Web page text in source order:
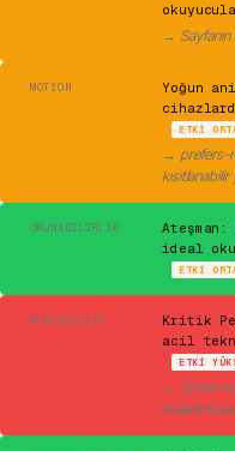
→
MOTION
Yoğun
ETKI
→ prefers-
OKUNABILIRLIK
ideal
ETKI
MÜHENDISLIK
Kritik
acil
ETKI
→ Görsel